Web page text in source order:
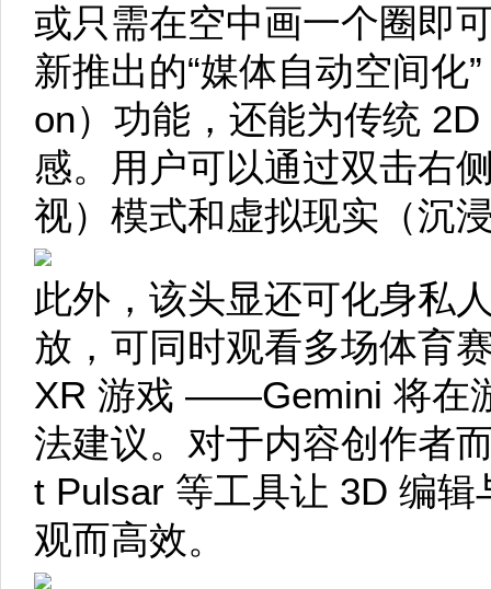
或只需在空中画一个圈即
新推出的“媒体自动空间化
on）功能，还能为传统
感。用户可以通过双击右
视）模式和虚拟现实（沉
此外，该头显还可化身私
放，可同时观看多场体育
XR 游戏 ——Gemini 将在
法建议。对于内容创作者
t Pulsar 等工具让 3D 编
观而高效。